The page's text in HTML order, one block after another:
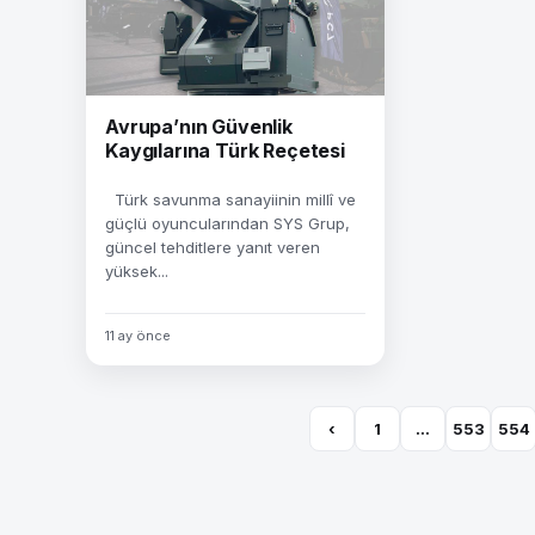
Avrupa’nın Güvenlik
Kaygılarına Türk Reçetesi
Türk savunma sanayiinin millî ve
güçlü oyuncularından SYS Grup,
güncel tehditlere yanıt veren
yüksek...
11 ay önce
‹ 1 … 553 554